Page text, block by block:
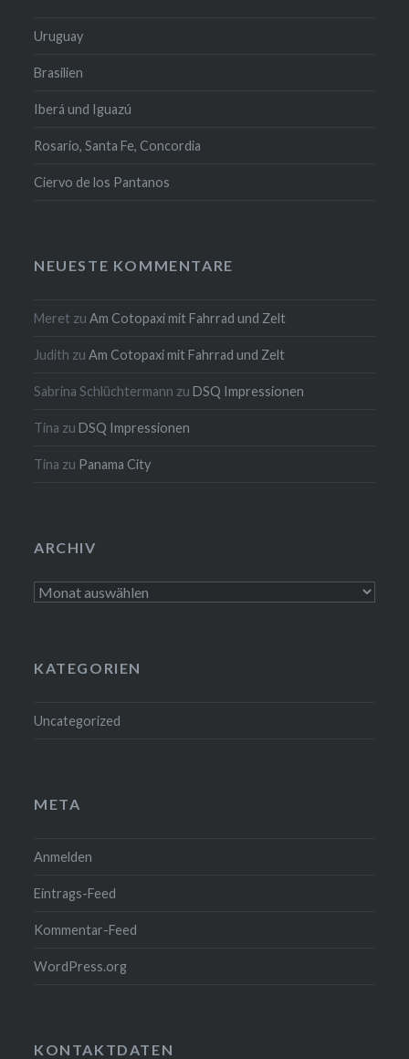
Uruguay
Brasilien
Iberá und Iguazú
Rosario, Santa Fe, Concordia
Ciervo de los Pantanos
NEUESTE KOMMENTARE
Meret zuAm Cotopaxi mit Fahrrad und Zelt
Judith zuAm Cotopaxi mit Fahrrad und Zelt
Sabrina Schlüchtermann zuDSQ Impressionen
Tina zuDSQ Impressionen
Tina zu Panama City
ARCHIV
Archiv
KATEGORIEN
Uncategorized
META
Anmelden
Eintrags-Feed
Kommentar-Feed
WordPress.org
KONTAKTDATEN